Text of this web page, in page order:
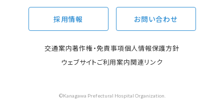
©Kanagawa Prefectural Hospital Organization.
採用情報 お問い合わせ
交通案内著作権・免責事項個人情報保護方針
ウェブサイトご利用案内関連リンク